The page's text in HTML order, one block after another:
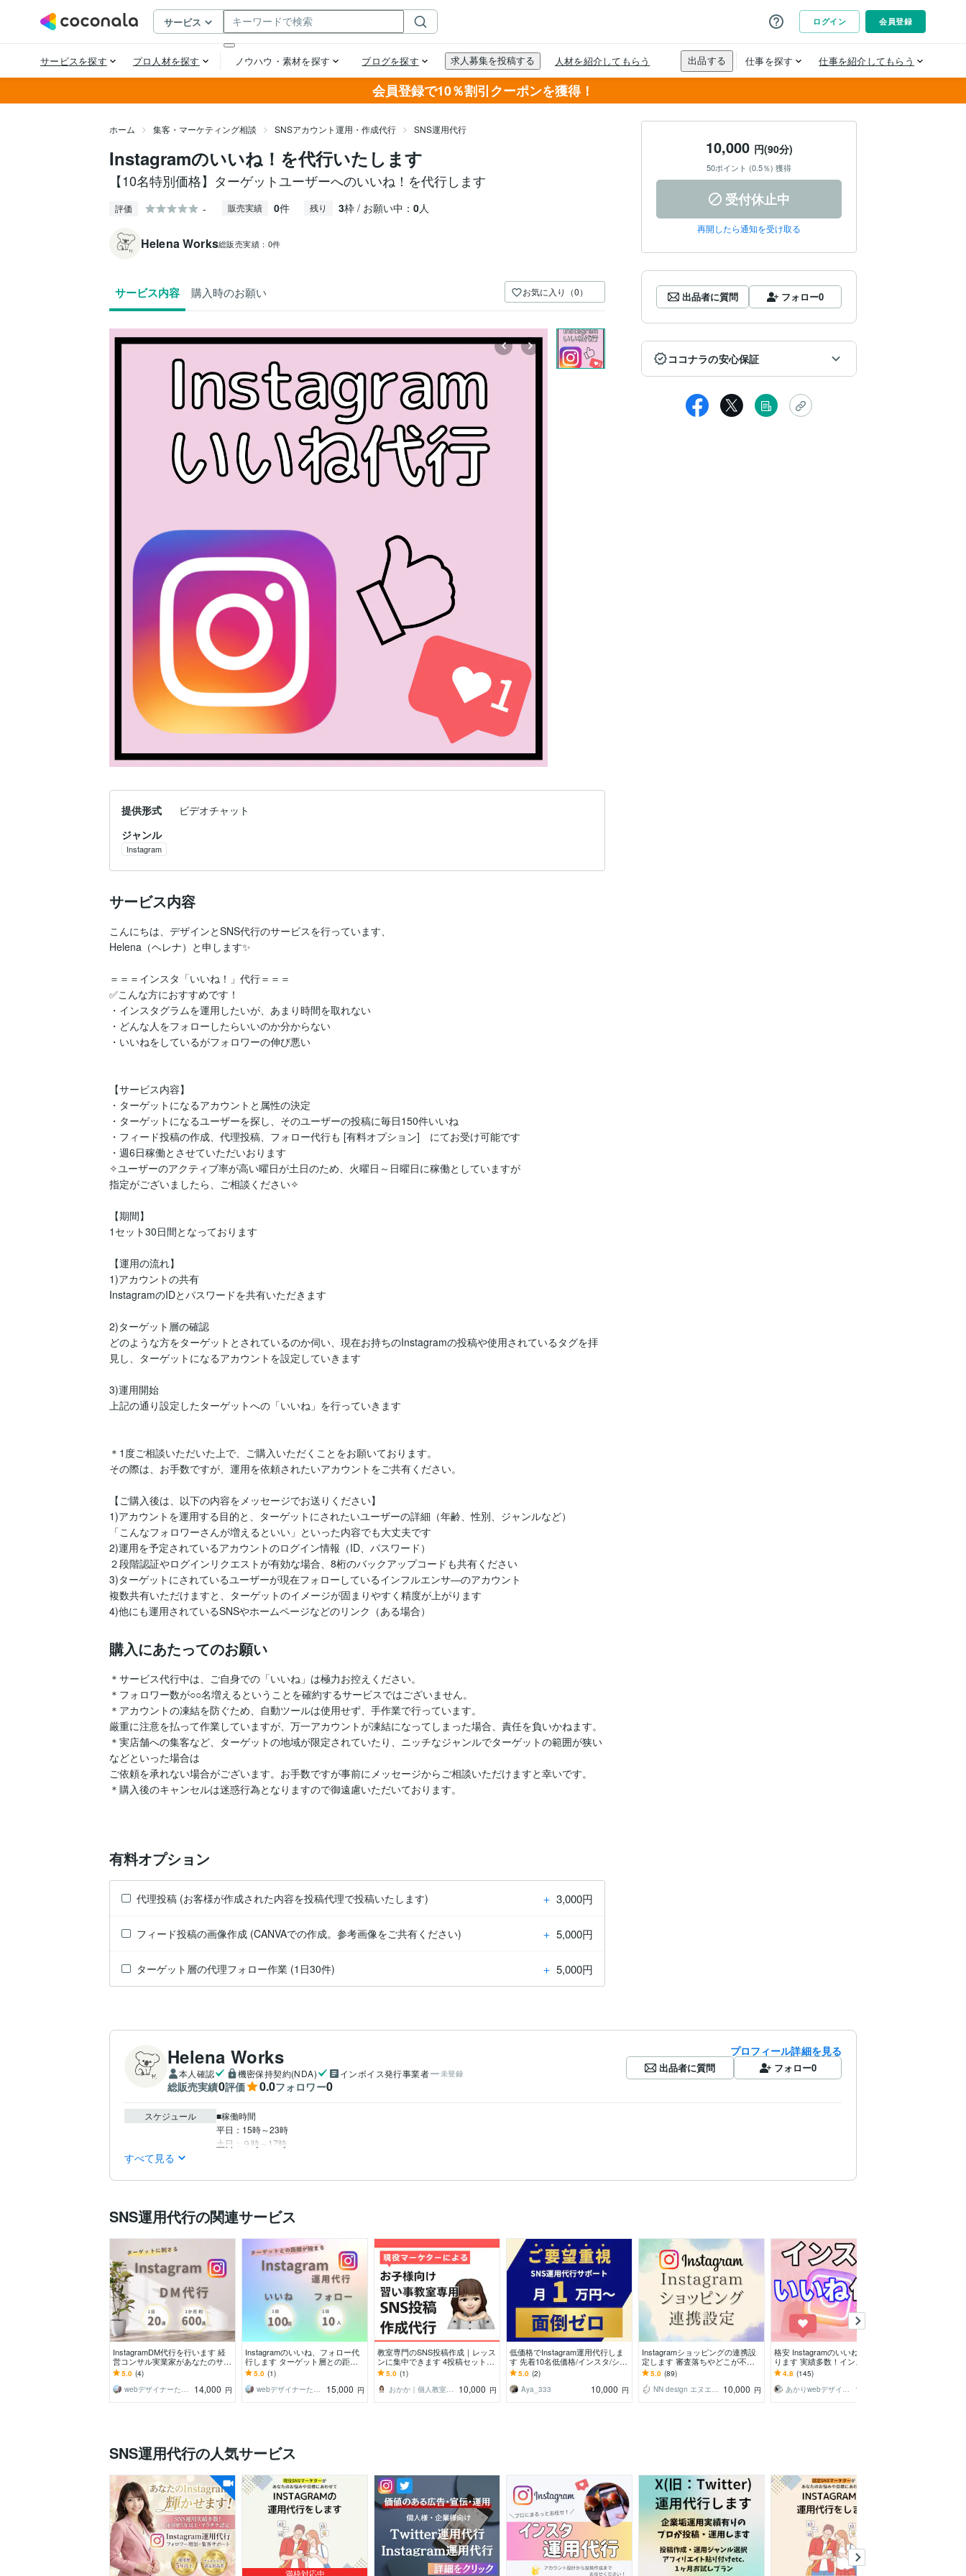
会員登録で10％割引クーポンを獲得！
ホーム 集客・マーケティング相談 SNSアカウント運用・作成代行 SNS運用代行
Instagramのいいね！を代行いたします
【10名特別価格】ターゲットユーザーへのいいね！を代行します
評価 - 販売実績 0件 残り 3枠 / お願い中： 0人
Helena Works総販売実績： 0件
サービス内容 購入時のお願い お気に入り（0）
提供形式
ビデオチャット
ジャンル
Instagram
サービス内容
こんにちは、デザインとSNS代行のサービスを行っています、
Helena（ヘレナ）と申します✨
＝＝＝インスタ「いいね！」代行＝＝＝
✅こんな方におすすめです！
・インスタグラムを運用したいが、あまり時間を取れない
・どんな人をフォローしたらいいのか分からない
・いいねをしているがフォロワーの伸び悪い
【サービス内容】
・ターゲットになるアカウントと属性の決定
・ターゲットになるユーザーを探し、そのユーザーの投稿に毎日150件いいね
・フィード投稿の作成、代理投稿、フォロー代行も [有料オプション]　にてお受け可能です
・週6日稼働とさせていただいおります
✧ユーザーのアクティブ率が高い曜日が土日のため、火曜日～日曜日に稼働としていますが
指定がございましたら、ご相談ください✧
【期間】
1セット30日間となっております
【運用の流れ】
1)アカウントの共有
InstagramのIDとパスワードを共有いただきます
2)ターゲット層の確認
どのような方をターゲットとされているのか伺い、現在お持ちのInstagramの投稿や使用されているタグを拝
見し、ターゲットになるアカウントを設定していきます
3)運用開始
上記の通り設定したターゲットへの「いいね」を行っていきます
＊1度ご相談いただいた上で、ご購入いただくことをお願いております。
その際は、お手数ですが、運用を依頼されたいアカウントをご共有ください。
【ご購入後は、以下の内容をメッセージでお送りください】
1)アカウントを運用する目的と、ターゲットにされたいユーザーの詳細（年齢、性別、ジャンルなど）
「こんなフォロワーさんが増えるといい」といった内容でも大丈夫です
2)運用を予定されているアカウントのログイン情報（ID、パスワード）
２段階認証やログインリクエストが有効な場合、8桁のバックアップコードも共有ください
3)ターゲットにされているユーザーが現在フォローしているインフルエンサ―のアカウント
複数共有いただけますと、ターゲットのイメージが固まりやすく精度が上がります
購入にあたってのお願い
＊サービス代行中は、ご自身での「いいね」は極力お控えください。
＊フォロワー数が○○名増えるということを確約するサービスではございません。
＊アカウントの凍結を防ぐため、自動ツールは使用せず、手作業で行っています。
厳重に注意を払って作業していますが、万一アカウントが凍結になってしまった場合、責任を負いかねます。
＊実店舗への集客など、ターゲットの地域が限定されていたり、ニッチなジャンルでターゲットの範囲が狭い
などといった場合は
ご依頼を承れない場合がございます。お手数ですが事前にメッセージからご相談いただけますと幸いです。
＊購入後のキャンセルは迷惑行為となりますので御遠慮いただいております。
有料オプション
代理投稿 (お客様が作成された内容を投稿代理で投稿いたします) ＋ 3,000円
フィード投稿の画像作成 (CANVAでの作成。参考画像をご共有ください) ＋ 5,000円
ターゲット層の代理フォロー作業 (1日30件) ＋ 5,000円
10,000 円(90分)
50ポイント (0.5％) 獲得
受付休止中
再開したら通知を受け取る
出品者に質問 フォロー0
ココナラの安心保証
Helena Works
本人確認 機密保持契約(NDA) インボイス発行事業者 未登録
総販売実績0評価 0.0フォロワー0
プロフィール詳細を見る
出品者に質問 フォロー0
スケジュール
■稼働時間
平日：15時～23時
すべて見る
SNS運用代行の関連サービス
InstagramDM代行を行います 経
営コンサル実業家があなたのサー
ビスの集客をサポート！
5.0 (4)
webデザイナーたかこ
14,000 円
Instagramのいいね、フォロー代
行します ターゲット層との距離
が縮まる運用代行で集客アッ
プ！！
5.0 (1)
webデザイナーたかこ
15,000 円
教室専門のSNS投稿作成｜レッス
ンに集中できます 4投稿セット10
000円！デザインを丸投げ代行
5.0 (1)
おかか｜個人教室専用マーケター
10,000 円
低価格でInstagram運用代行しま
す 先着10名低価格/インスタ/ショ
ート動画作成/TikTok
5.0 (2)
Aya_333
10,000 円
Instagramショッピングの連携設
定します 審査落ちやどこが不備
かわからない等困っている方お気
軽にどうぞ
5.0 (89)
NN design エヌエヌデザイン 10,000 円
格安 Instagramのいいね代行を承
ります 実績多数！インスタ「い
いね」運用を格安代行いたします
♪
4.8 (145)
あかりwebデザイン＆SNS集客
13,000
SNS運用代行の人気サービス
満枠対応中